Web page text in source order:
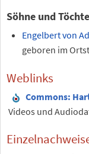
Söhne und
Engelbert von
geboren im
Weblinks
Commons:
Videos und